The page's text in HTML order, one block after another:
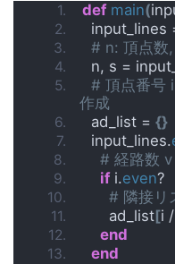
def main(
input_lines
# n: 頂点数
n, s =
# 頂点番号
作成
  ad_list =
{}
  input_lines.
# 経路数
if i.even?
# 隣接リ
      ad_list
[i /
end
end